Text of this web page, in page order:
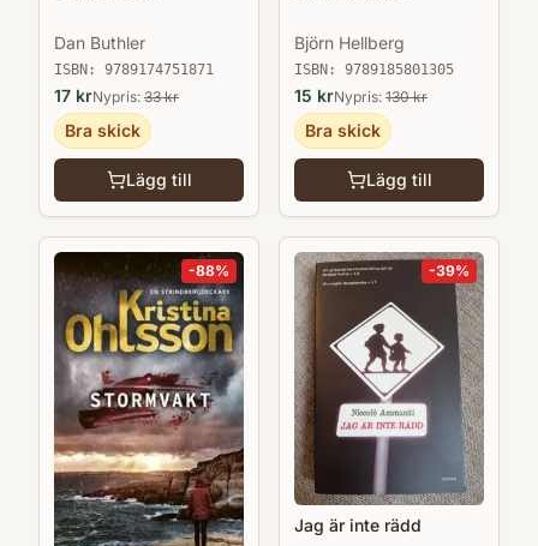
Dan Buthler
ISBN: 9789174751871
17 krNypris: 33kr
Bra skick
Lägg till
Björn Hellberg
ISBN: 9789185801305
15 krNypris: 130kr
Bra skick
Lägg till
-88% -39%
Jag är inte rädd